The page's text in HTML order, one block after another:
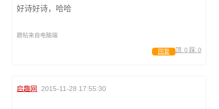
好诗好诗，哈哈
跟帖来自电脑端
顶: 0 踩: 0
回复
启趣网 2015-11-28 17:55:30